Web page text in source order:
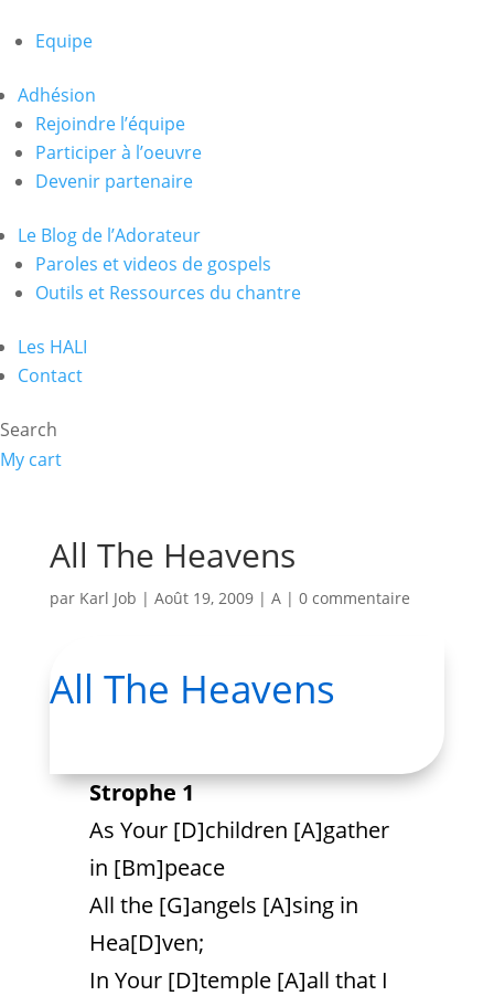
Equipe
Adhésion
Rejoindre l’équipe
Participer à l’oeuvre
Devenir partenaire
Le Blog de l’Adorateur
Paroles et videos de gospels
Outils et Ressources du chantre
Les HALI
Contact
Search
My cart
All The Heavens
par Karl Job | Août 19, 2009| A| 0 commentaire
All The Heavens
Strophe 1
As Your [D]children [A]gather
in [Bm]peace
All the [G]angels [A]sing in
Hea[D]ven;
In Your [D]temple [A]all that I